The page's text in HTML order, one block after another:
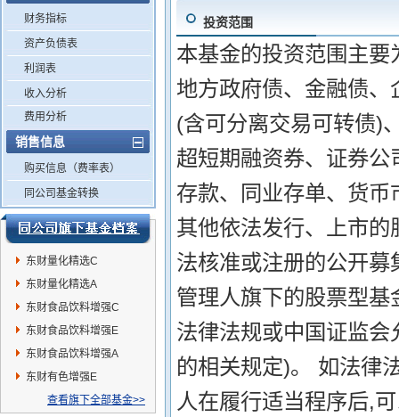
财务指标
资产负债表
利润表
收入分析
费用分析
销售信息
购买信息（费率表）
同公司基金转换
东财量化精选C
东财量化精选A
东财食品饮料增强C
东财食品饮料增强E
东财食品饮料增强A
东财有色增强E
查看旗下全部基金>>
投资范围
本基金的投资范围主
地方政府债、金融债
(含可分离交易可转债)
超短期融资券、证券
存款、同业存单、货
其他依法发行、上市
法核准或注册的公开
管理人旗下的股票型
法律法规或中国证监
的相关规定)。 如法律
人在履行适当程序后,